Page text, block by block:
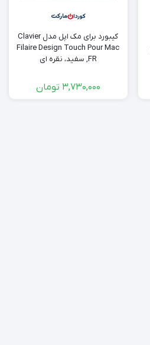
کیبورد برای مک اپل مدل Clavier
Filaire Design Touch Pour Mac
FR, سفید، نقره ای
3,730,000 تومان